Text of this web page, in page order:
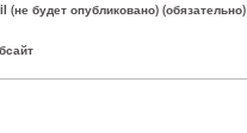
(не будет опубликовано) (обязательно)